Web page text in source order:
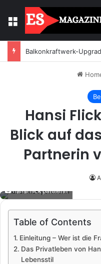
Menu
Balkonkraftwerk-
Hansi
Blick auf
Partnerin
hansi flick partnerin
Table of Contents
Einleitung – Wer ist die
Das Privatleben von
Lebensstil